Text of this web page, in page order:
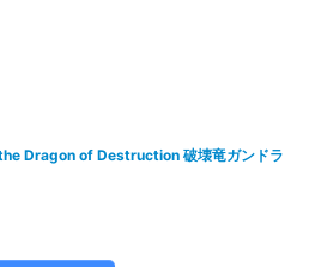
Dragon of Destruction 破壊竜ガンドラ